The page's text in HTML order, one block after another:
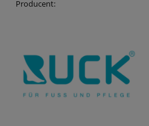
Producent: